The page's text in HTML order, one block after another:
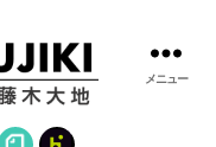
メニュー